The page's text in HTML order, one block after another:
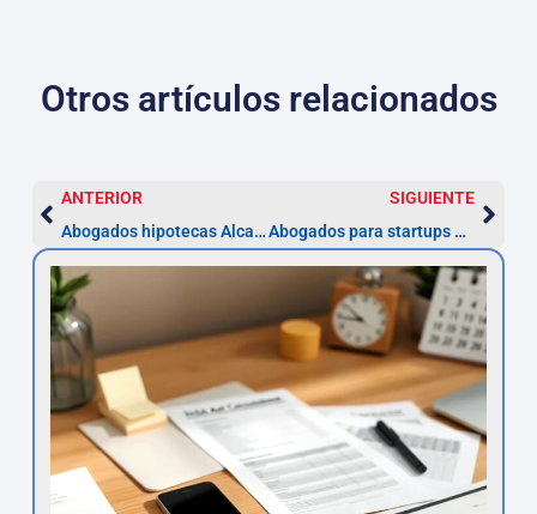
Otros artículos relacionados
ANTERIOR
Abogados hipotecas Alcalá de Henares — Reclama en 5 años
SIGUIENTE
Abogados para startups en Alcalá de Henares | Asesoría 48h